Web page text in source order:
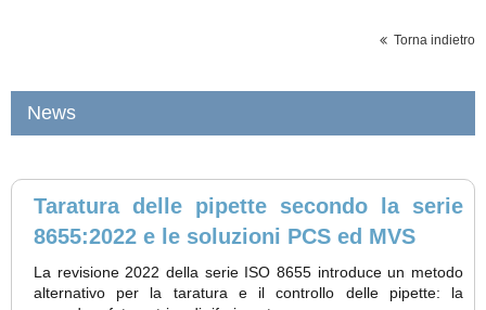
Torna indietro
News
Taratura delle pipette secondo la serie
8655:2022 e le soluzioni PCS ed MVS
La revisione 2022 della serie ISO 8655 introduce un metodo
alternativo per la taratura e il controllo delle pipette: la